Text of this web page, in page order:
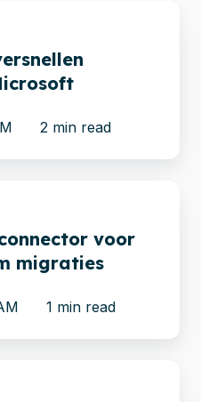
2 min read
voor
migraties
1 min read